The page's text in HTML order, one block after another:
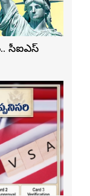
సీఐఎస్